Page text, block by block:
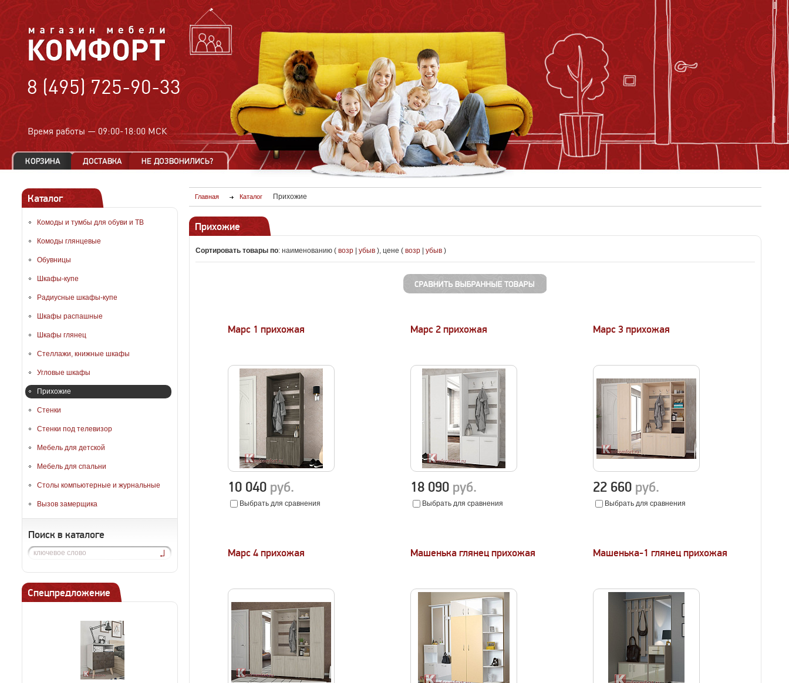
8 (495) 725-90-33
Время работы — 09:00-18:00 МСК
Каталог
Комоды и тумбы для обуви и ТВ
Комоды глянцевые
Обувницы
Шкафы-купе
Радиусные шкафы-купе
Шкафы распашные
Шкафы глянец
Стеллажи, книжные шкафы
Угловые шкафы
Прихожие
Стенки
Стенки под телевизор
Мебель для детской
Мебель для спальни
Столы компьютерные и журнальные
Вызов замерщика
Поиск в каталоге
Спецпредложение
Главная Каталог Прихожие
Прихожие
Сортировать товары по: наименованию ( возр убыв ), цене ( возр убыв )
Марс 1 прихожая
10 040 руб.
Выбрать для сравнения
Марс 2 прихожая
18 090 руб.
Выбрать для сравнения
Марс 3 прихожая
22 660 руб.
Выбрать для сравнения
Марс 4 прихожая Машенька глянец прихожая Машенька-1 глянец прихожая